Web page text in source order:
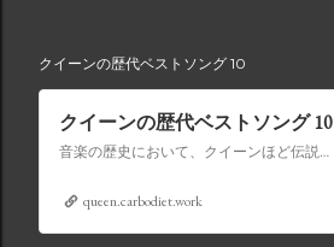
クイーンの歴代ベストソング 10
クイーンの歴代ベストソング 10
音楽の歴史において、クイーンほど伝説的な地位を獲得したバンドはごくわずかです。ロック、オペラ、ファンク、ポップスを融合させて時代を超えたアンセムを生み出す比類のない才能を持つクイーンの音楽は、世代を超えて受け継がれ、史上最も象徴的なバンドの 1 つとなっています。
queen.carbodiet.work